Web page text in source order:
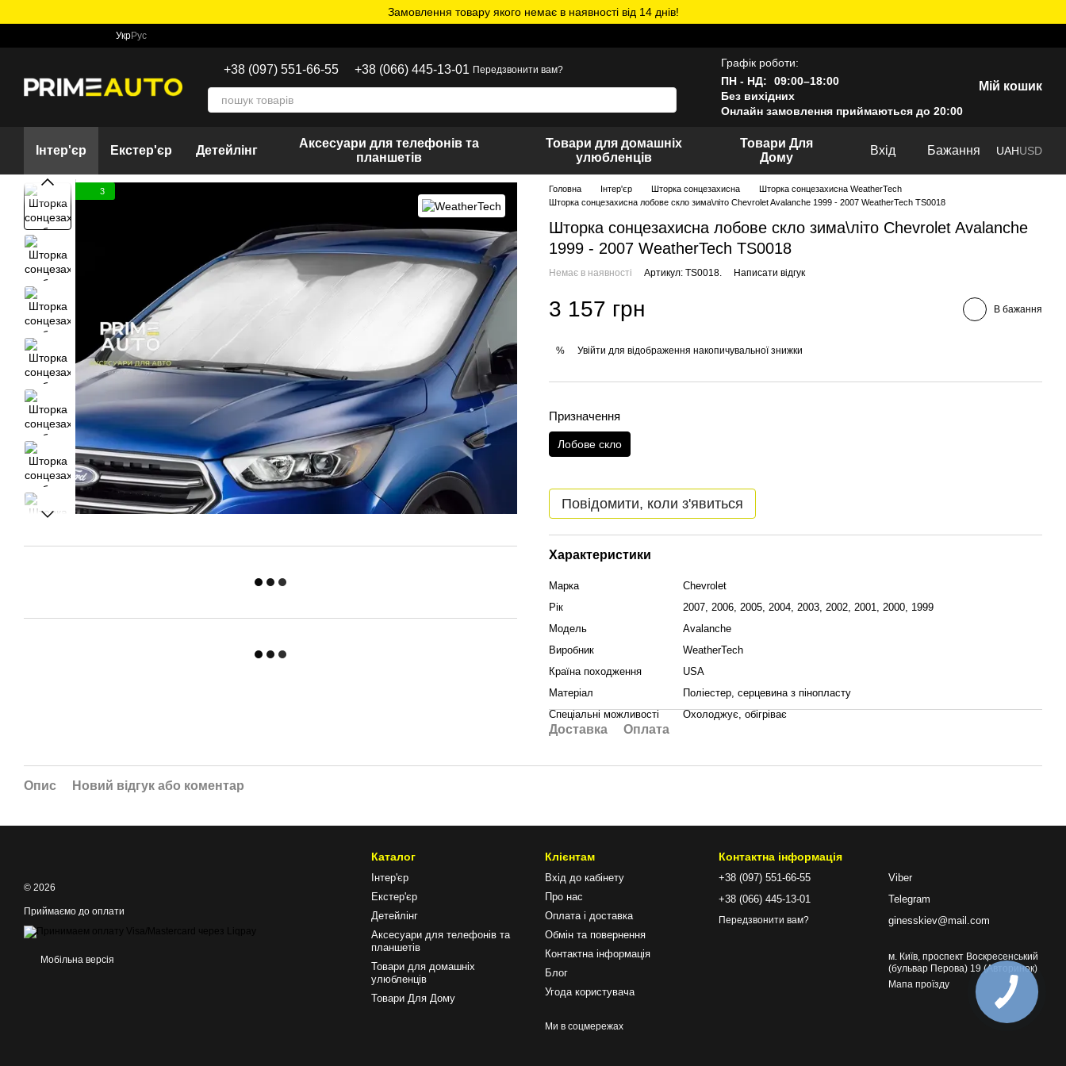
Замовлення товару якого немає в наявності від 14 днів!
УкрРус
+38 (097) 551-66-55 +38 (066) 445-13-01 Передзвонити вам?
Графік роботи:
ПН - НД:
09:00–18:00
Без вихідних
Онлайн замовлення приймаються до 20:00
Мій кошик
Інтер'єр Екстер'єр Детейлінг
Аксесуари для телефонів та
планшетів
Товари для домашніх
улюбленців
Товари Для
Дому
Вхід Бажання UAHUSD
3 Головна Інтер'єр Шторка сонцезахисна
Шторка сонцезахисна WeatherTech
Шторка сонцезахисна лобове скло зима\літо Chevrolet Avalanche 1999 - 2007 WeatherTech TS0018
Шторка сонцезахисна лобове скло зима\літо Chevrolet Avalanche
1999 - 2007 WeatherTech TS0018
Немає в наявності Артикул: TS0018. Написати відгук
3 157 грн В бажання
% Увійти для відображення накопичувальної знижки
Призначення
Лобове скло
Повідомити, коли з'явиться
Характеристики
Марка
Chevrolet
Рік
2007, 2006, 2005, 2004, 2003, 2002, 2001, 2000, 1999
Модель
Avalanche
Виробник
WeatherTech
Країна походження
USA
Матеріал
Поліестер, серцевина з пінопласту
Спеціальні можливості
Охолоджує, обігріває
Доставка Оплата
Опис Новий відгук або коментар
© 2026
Приймаємо до оплати
Мобільна версія
Каталог
Інтер'єр
Екстер'єр
Детейлінг
Аксесуари для телефонів та
планшетів
Товари для домашніх
улюбленців
Товари Для Дому
Клієнтам
Вхід до кабінету
Про нас
Оплата і доставка
Обмін та повернення
Контактна інформація
Блог
Угода користувача
Ми в соцмережах
Контактна інформація
+38 (097) 551-66-55
+38 (066) 445-13-01
Передзвонити вам?
Viber
Telegram
ginesskiev@mail.com
м. Київ, проспект Воскресенський
(бульвар Перова) 19 (Авторинок)
Мапа проїзду